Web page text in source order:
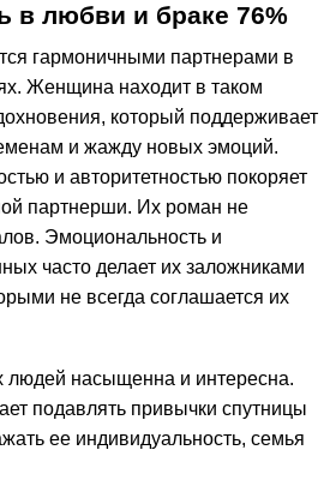
в любви и браке 76%
гармоничными партнерами в
Женщина находит в таком
который поддерживает
и жажду новых эмоций.
и авторитетностью покоряет
партнерши. Их роман не
Эмоциональность и
часто делает их заложниками
не всегда соглашается их
людей насыщенна и интересна.
подавлять привычки спутницы
ее индивидуальность, семья